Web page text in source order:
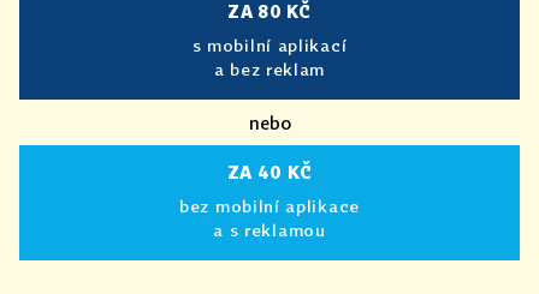
ZA 80 KČ
s mobilní aplikací
a bez reklam
nebo
ZA 40 KČ
bez mobilní aplikace
a s reklamou